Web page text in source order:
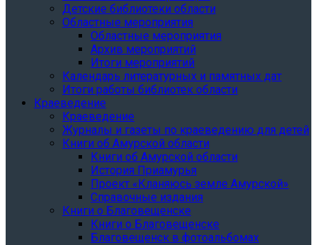
Детские библиотеки области
Областные мероприятия
Областные мероприятия
Архив мероприятий
Итоги мероприятий
Календарь литературных и памятных дат
Итоги работы библиотек области
Краеведение
Краеведение
Журналы и газеты по краеведению для детей
Книги об Амурской области
Книги об Амурской области
История Приамурья
Проект «Кланяюсь земле Амурской»
Справочные издания
Книги о Благовещенске
Книги о Благовещенске
Благовещенск в фотоальбомах